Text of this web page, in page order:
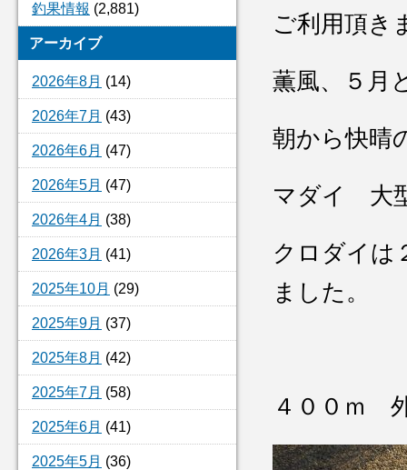
釣果情報 (2,881)
アーカイブ
2026年8月 (14)
2026年7月 (43)
2026年6月 (47)
2026年5月 (47)
2026年4月 (38)
2026年3月 (41)
2025年10月 (29)
2025年9月 (37)
2025年8月 (42)
2025年7月 (58)
2025年6月 (41)
2025年5月 (36)
ご利用頂き
薫風、５月
朝から快晴
マダイ 大
クロダイは
ました。
４００ｍ